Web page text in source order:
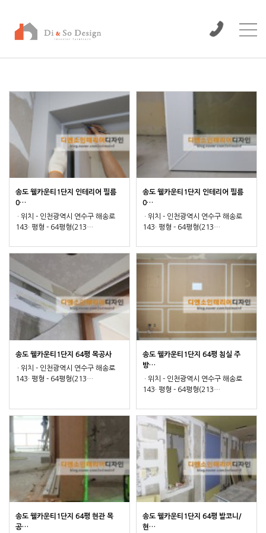
송도 웰카운티1단지 인테리어 필름
0…
· 위치 - 인천광역시 연수구 해송로
143· 평형 - 64평형(213…
송도 웰카운티1단지 인테리어 필름
0…
· 위치 - 인천광역시 연수구 해송로
143· 평형 - 64평형(213…
송도 웰카운티1단지 64평 목공사
· 위치 - 인천광역시 연수구 해송로
143· 평형 - 64평형(213…
송도 웰카운티1단지 64평 침실 주
방…
· 위치 - 인천광역시 연수구 해송로
143· 평형 - 64평형(213…
송도 웰카운티1단지 64평 현관 목
공…
송도 웰카운티1단지 64평 발코니/
현…